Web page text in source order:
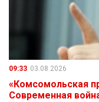
09:33 03.08.2026
«Комсомольская
Современная